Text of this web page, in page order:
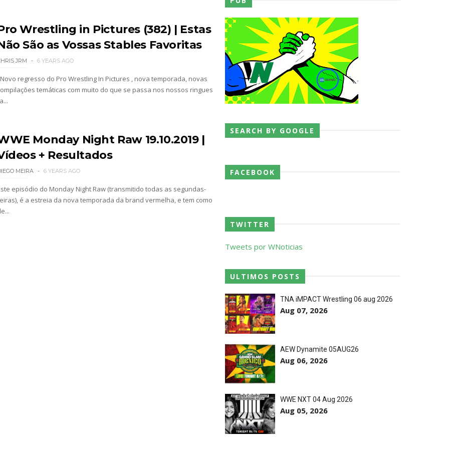
sem Brie Bella
All In
no México revelado
propostas após saída da WWE e pondera o próximo passo
por várias semanas
responde a críticas e deixa aviso claro aos lutadores da WWE
Bully Ray critica promo de Big Cass e sugere utilização de frases icónicas
Will Ospreay supera Mark Davis num brutal Street Fight com arame farpado
Brody King, Bandido e Hangman Page conquistam os títulos no Grand Slam Mexico
SLAM MEXICO: Persephone supera Kris Statlander após interferência decisiva de
Wrestling in Pictures (382) | Estas
São as Vossas Stables Favoritas
JRM 6 YEARS AGO
Novo regresso do Pro Wrestling In Pictures , nova temporada, novas
temáticas com muito do que se passa nos nossos ringues
Monday Night Raw 19.10.2019 |
+ Resultados
MEIRA 6 YEARS AGO
episódio do Monday Night Raw (transmitido todas as segundas-
é a estreia da nova temporada da brand vermelha, e tem como
SEARCH BY GOOGLE
FACEBOOK
TWITTER
Tweets por WNoticias
ULTIMOS POSTS
TNA iMPACT Wrestling 06 aug 2026
Aug 07, 2026
AEW Dynamite 05AUG26
Aug 06, 2026
WWE NXT 04 Aug 2026
Aug 05, 2026